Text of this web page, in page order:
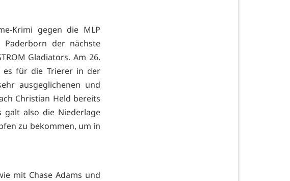
Krimi gegen die MLP
Paderborn der nächste
Gladiators. Am 26.
es für die Trierer in der
ausgeglichenen und
Christian Held bereits
galt also die Niederlage
zu bekommen, um in
mit Chase Adams und